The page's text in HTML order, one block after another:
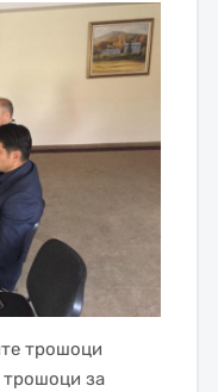
трошоци
трошоци за